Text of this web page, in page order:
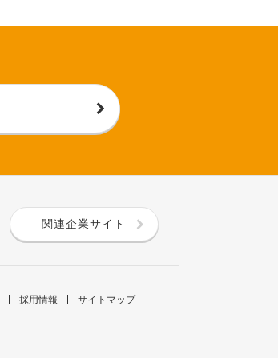
関連企業サイト
採用情報 サイトマップ